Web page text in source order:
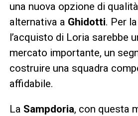
una nuova opzione di
alternativa a Ghidotti. Per
l’acquisto di Loria sarebbe
mercato importante, un
costruire una squadra
affidabile.
La Sampdoria, con questa